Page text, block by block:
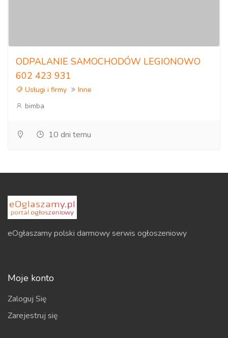
ODPALANIE SAMOCHODÓW LEGIONOWO
602 423 931
Usługi i firmy
Inne
bimba
10 dni temu
eOgłaszamy polski darmowy serwis ogłoszeniowy
Moje konto
Zaloguj Się
Zarejestruj się